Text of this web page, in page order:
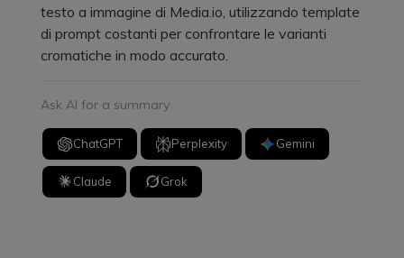
testo a immagine di Media.io, utilizzando template
di prompt costanti per confrontare le varianti
cromatiche in modo accurato.
Ask AI for a summary
ChatGPT Perplexity Gemini
Claude Grok